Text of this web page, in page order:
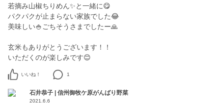
若摘み山椒ちりめん✨と一緒に😋
パクパクが止まらない家族でした😂
美味しい🍚ごちそうさまでしたー🙏
玄米もありがとうございます！！
いただくのが楽しみです😊
いいね！ 1
石井恭子 | 信州御牧ケ原がんばり野菜
2021.6.6